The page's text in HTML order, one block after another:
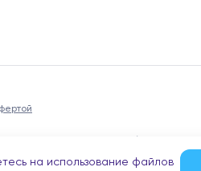
имени компании Донстрой (проведения
компания Донстрой не оказывает
лицам с подобными
на использование файлов